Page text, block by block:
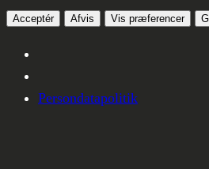
Acceptér Afvis Vis præferencer
Persondatapolitik